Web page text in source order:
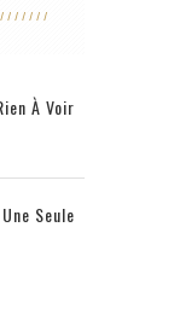
À Voir
Seule